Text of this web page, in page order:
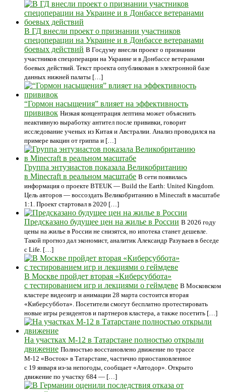
В ГД внесли проект о признании участников
спецоперации на Украине и в Донбассе ветеранами
боевых действий В Госдуму внесли проект о признании
участников спецоперации на Украине и в Донбассе ветеранами
боевых действий. Текст проекта опубликован в электронной базе
данных нижней палаты […]
“Гормон насыщения” влияет на эффективность
прививок Низкая концентрация лептина может объяснить
неактивную выработку антител после прививки, говорит
исследование ученых из Китая и Австралии. Анализ проводился на
примере вакцин от гриппа и […]
Группа энтузиастов показала Великобританию
в Minecraft в реальном масштабе В сети появилась
информация о проекте BTEUK — Build the Earth: United Kingdom.
Цель авторов — воссоздать Великобританию в Minecraft в масштабе
1:1. Проект стартовал в 2020 […]
Предсказано будущее цен на жилье в России В 2026 году
цены на жилье в России не снизятся, но ипотека станет дешевле.
Такой прогноз дал экономист, аналитик Александр Разуваев в беседе
с Life. […]
В Москве пройдет вторая «Киберсуббота»
с тестированием игр и лекциями о геймдеве В Московском
кластере видеоигр и анимации 28 марта состоится вторая
«Киберсуббота». Посетители смогут бесплатно протестировать
новые игры резидентов и партнеров кластера, а также посетить […]
На участках М-12 в Татарстане полностью открыли
движение Полностью восстановлено движение по трассе
М-12 «Восток» в Татарстане, частично приостановленное
с 19 января из-за непогоды, сообщает «Автодор». Открыто
движение по участку 684 — […]